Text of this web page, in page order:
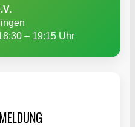
– 19:15 Uhr